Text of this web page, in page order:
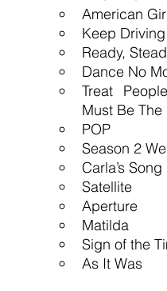
American
Keep Driving
Ready,
Dance No
Treat
Must Be The
POP
Season 2
Carla’s Song
Satellite
Aperture
Matilda
Sign of the
As It Was